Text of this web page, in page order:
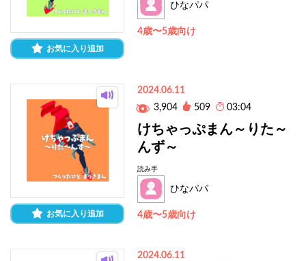
お気に入り追加
ひなパパ
4歳〜5歳向け
お気に入り追加
2024.06.11
3,904
509 03:04
けちゃっぷまん～りた～
んず～
読み手
ひなパパ
4歳〜5歳向け
2024.06.11